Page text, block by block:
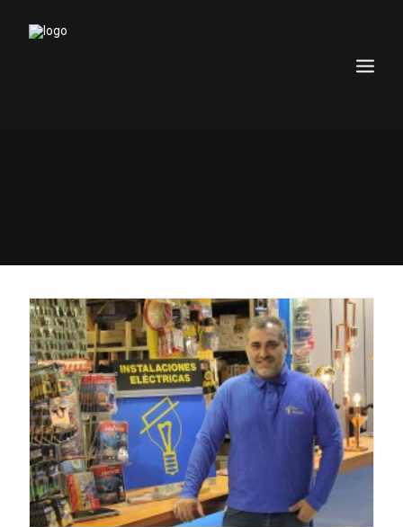
TIENDA
CONTACTO